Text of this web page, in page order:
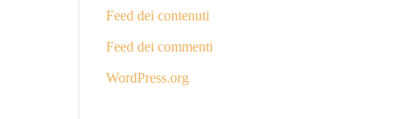
Feed dei contenuti
Feed dei commenti
WordPress.org